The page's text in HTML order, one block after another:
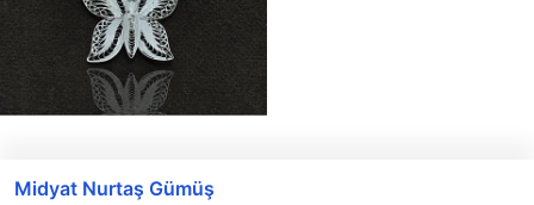
Midyat Nurtaş Gümüş